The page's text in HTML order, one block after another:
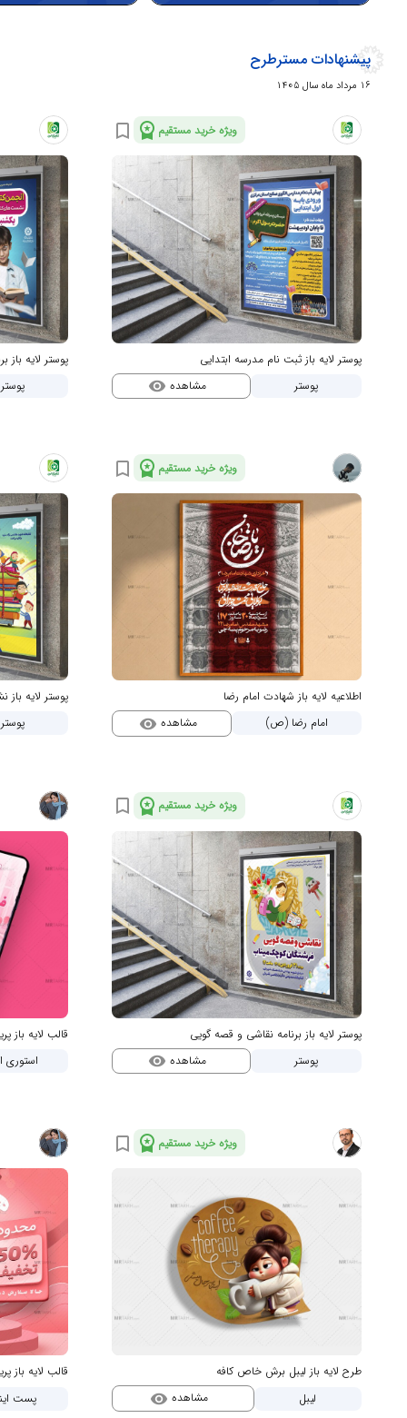
پیشنهادات مسترطرح
16 مرداد ماه سال 1405
ویژه خرید مستقیم workspace_premium
bookmark_border
پوستر لایه باز ثبت نام مدرسه ابتدایی
پوستر
مشاهده visibility
پوستر لایه باز
پوستر
ویژه خرید مستقیم workspace_premium
bookmark_border
اطلاعیه لایه باز شهادت امام رضا
امام رضا (ص)
مشاهده visibility
پوستر لایه
پوستر
ویژه خرید مستقیم workspace_premium
bookmark_border
پوستر لایه باز برنامه نقاشی و قصه گویی
پوستر
مشاهده visibility
استوری
ویژه خرید مستقیم workspace_premium
bookmark_border
طرح لایه باز لیبل برش خاص کافه
لیبل
مشاهده visibility
پست